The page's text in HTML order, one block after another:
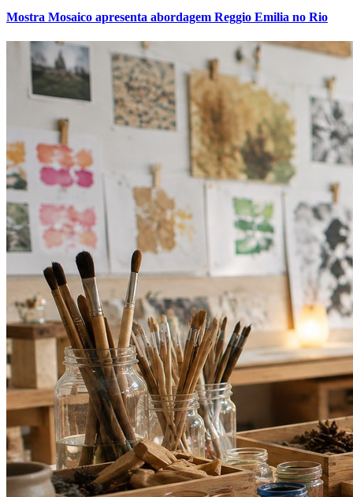
Juventude
Mostra Mosaico apresenta abordagem Reggio Emilia no Rio